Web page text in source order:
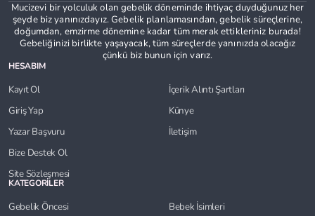
Mucizevi bir yolculuk olan gebelik döneminde ihtiyaç duyduğunuz her
şeyde biz yanınızdayız. Gebelik planlamasından, gebelik süreçlerine,
doğumdan, emzirme dönemine kadar tüm merak ettikleriniz burada!
Gebeliğinizi birlikte yaşayacak, tüm süreçlerde yanınızda olacağız
çünkü biz bunun için varız.
HESABIM
Kayıt Ol
Giriş Yap
Yazar Başvuru
Bize Destek Ol
Site Sözleşmesi
İçerik Alıntı Şartları
Künye
İletişim
KATEGORİLER
Gebelik Öncesi
Bebek İsimleri